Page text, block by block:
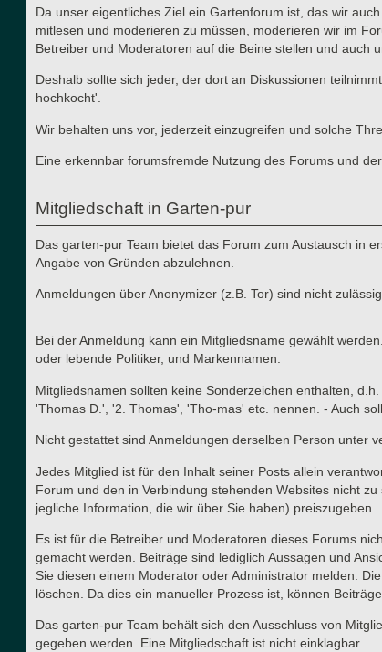
Da unser eigentliches Ziel ein Gartenforum ist, das wir
mitlesen und moderieren zu müssen, moderieren wir im
Betreiber und Moderatoren auf die Beine stellen und auch
Deshalb sollte sich jeder, der dort an Diskussionen
hochkocht'.
Wir behalten uns vor, jederzeit einzugreifen und solche
Eine erkennbar forumsfremde Nutzung des Forums und
Mitgliedschaft in Garten-pur
Das garten-pur Team bietet das Forum zum Austausch in
Angabe von Gründen abzulehnen.
Anmeldungen über Anonymizer (z.B. Tor) sind nicht zulässig.
Bei der Anmeldung kann ein Mitgliedsname gewählt
oder lebende Politiker, und Markennamen.
Mitgliedsnamen sollten keine Sonderzeichen enthalten,
'Thomas D.', '2. Thomas', 'Tho-mas' etc. nennen. - Auch
Nicht gestattet sind Anmeldungen derselben Person unter
Jedes Mitglied ist für den Inhalt seiner Posts allein
Forum und den in Verbindung stehenden Websites nicht
jegliche Information, die wir über Sie haben) preiszugeben.
Es ist für die Betreiber und Moderatoren dieses Forums
gemacht werden. Beiträge sind lediglich Aussagen und
Sie diesen einem Moderator oder Administrator melden.
löschen. Da dies ein manueller Prozess ist, können
Das garten-pur Team behält sich den Ausschluss von
gegeben werden. Eine Mitgliedschaft ist nicht einklagbar.